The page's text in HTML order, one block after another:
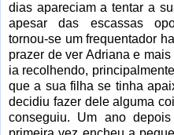
dias apareciam a tentar a
apesar das escassas
tornou-se um frequentador
prazer de ver Adriana e
ia recolhendo,
que a sua filha se tinha
decidiu fazer dele alguma
conseguiu. Um ano